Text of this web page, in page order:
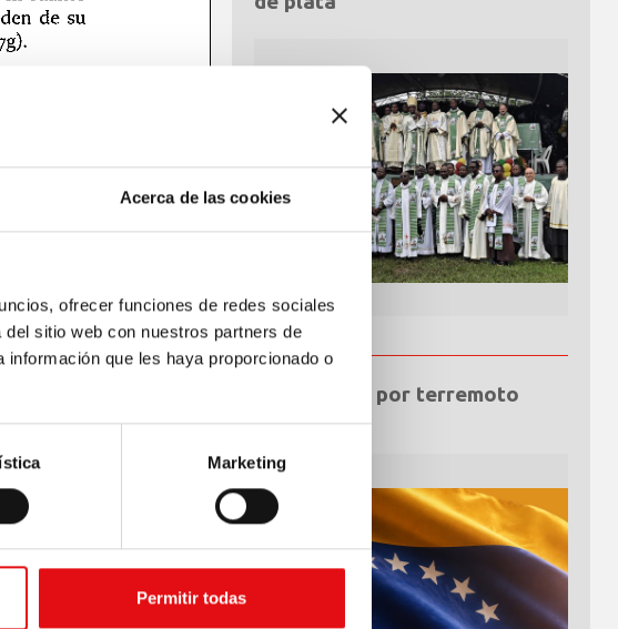
Acerca de las cookies
ofrecer funciones de redes sociales
sitio web con nuestros partners de
que les haya proporcionado o
Marketing
Permitir todas
Emergencia por terremoto